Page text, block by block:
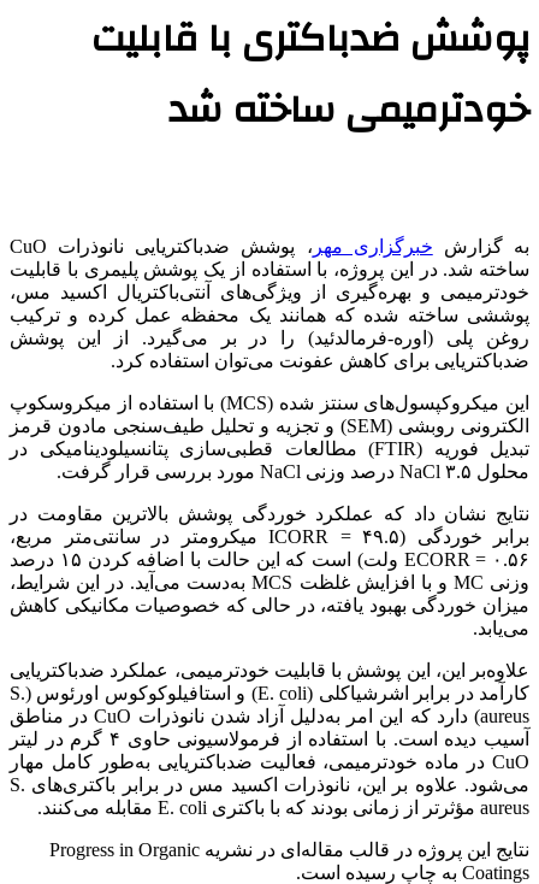
پوشش ضدباکتری با قابلیت
خودترمیمی ساخته شد
به گزارش خبرگزاری مهر
، پوشش ضدباکتریایی نانوذرات CuO
ساخته شد. در این پروژه، با استفاده از یک پوشش پلیمری با قابلیت
خودترمیمی و بهره‌گیری از ویژگی‌های آنتی‌باکتریال اکسید مس،
پوششی ساخته شده که همانند یک محفظه عمل کرده و ترکیب
روغن پلی (اوره-فرمالدئید) را در بر می‌گیرد. از این پوشش
ضدباکتریایی برای کاهش عفونت می‌توان استفاده کرد.
این میکروکپسول‌های سنتز شده (MCS) با استفاده از میکروسکوپ
الکترونی روبشی (SEM) و تجزیه و تحلیل طیف‌سنجی مادون قرمز
تبدیل فوریه (FTIR) مطالعات قطبی‌سازی پتانسیلودینامیکی در
محلول NaCl ۳.۵ درصد وزنی NaCl مورد بررسی قرار گرفت.
نتایج نشان داد که عملکرد خوردگی پوشش بالاترین مقاومت در
برابر خوردگی (ICORR = ۴۹.۵ میکرومتر در سانتی‌متر مربع،
ECORR = ۰.۵۶ ولت) است که این حالت با اضافه کردن ۱۵ درصد
وزنی MC و با افزایش غلظت MCS به‌دست می‌آید. در این شرایط،
میزان خوردگی بهبود یافته، در حالی که خصوصیات مکانیکی کاهش
می‌یابد.
علاوه‌بر این، این پوشش با قابلیت خودترمیمی، عملکرد ضدباکتریایی
کارآمد در برابر اشرشیاکلی (E. coli) و استافیلوکوکوس اورئوس (S.
aureus) دارد که این امر به‌دلیل آزاد شدن نانوذرات CuO در مناطق
آسیب دیده است. با استفاده از فرمولاسیونی حاوی ۴ گرم در لیتر
CuO در ماده خودترمیمی، فعالیت ضدباکتریایی به‌طور کامل مهار
می‌شود. علاوه بر این، نانوذرات اکسید مس در برابر باکتری‌های S.
aureus مؤثرتر از زمانی بودند که با باکتری E. coli مقابله می‌کنند.
نتایج این پروژه در قالب مقاله‌ای در نشریه Progress in Organic
Coatings به چاپ رسیده است.